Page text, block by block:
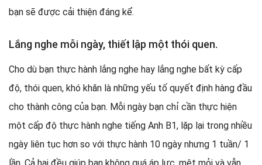
bạn sẽ được cải thiện đáng kể.
Lắng nghe mỗi ngày, thiết lập một thói quen.
Cho dù bạn thực hành lắng nghe hay lắng nghe bất kỳ cấp
độ, thói quen, khó khăn là những yếu tố quyết định hàng đầu
cho thành công của bạn. Mỗi ngày bạn chỉ cần thực hiện
một cấp độ thực hành nghe tiếng Anh B1, lặp lại trong nhiều
ngày liên tục hơn so với thực hành 10 ngày nhưng 1 tuần/ 1